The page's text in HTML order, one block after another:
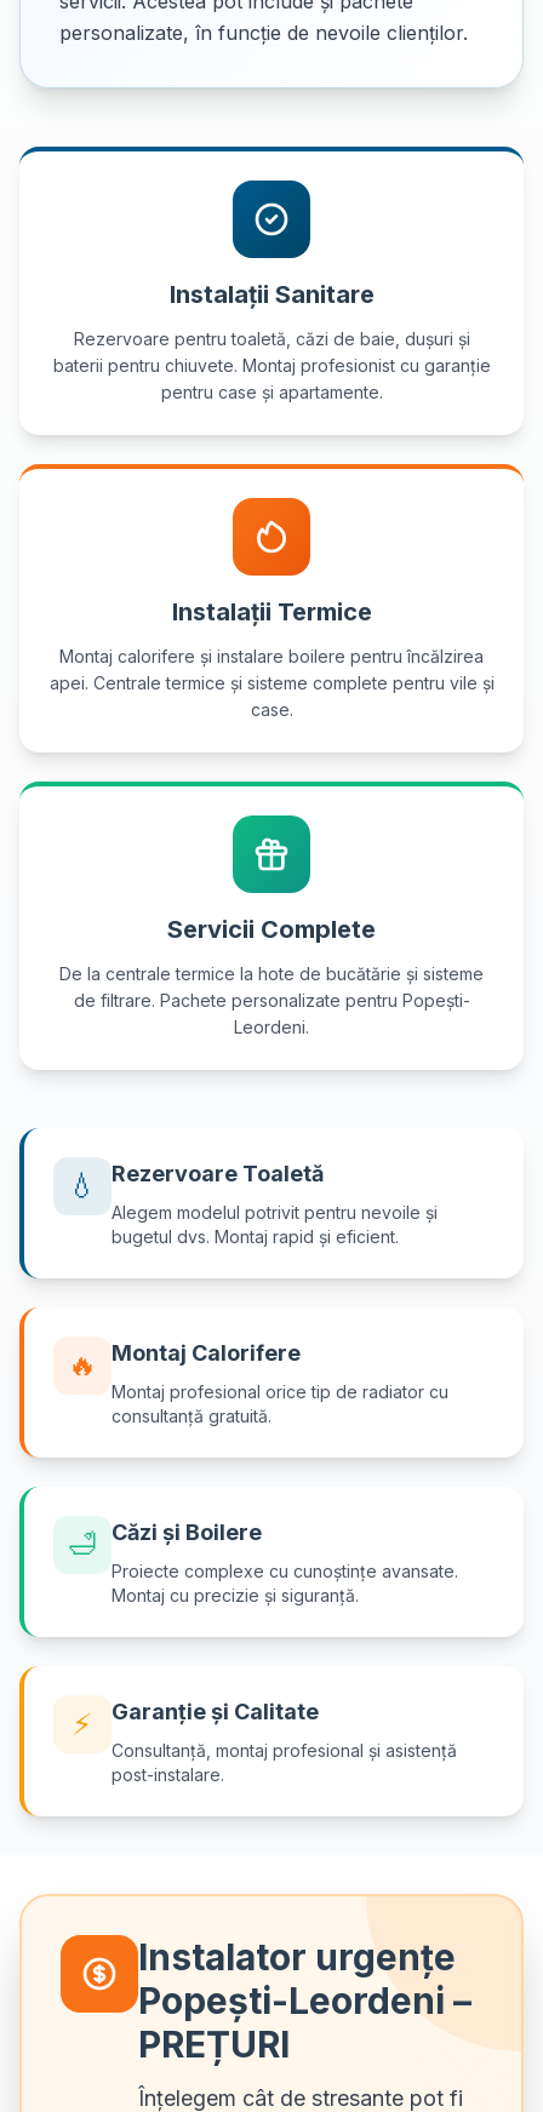
personalizate, în funcție de nevoile clienților.
Instalații Sanitare
Rezervoare pentru toaletă, căzi de baie, dușuri și
baterii pentru chiuvete. Montaj profesionist cu garanție
pentru case și apartamente.
Instalații Termice
Montaj calorifere și instalare boilere pentru încălzirea
apei. Centrale termice și sisteme complete pentru vile și
case.
Servicii Complete
De la centrale termice la hote de bucătărie și sisteme
de filtrare. Pachete personalizate pentru Popești-
Leordeni.
💧 Rezervoare Toaletă
Alegem modelul potrivit pentru nevoile și
bugetul dvs. Montaj rapid și eficient.
🔥 Montaj Calorifere
Montaj profesional orice tip de radiator cu
consultanță gratuită.
🛁 Căzi și Boilere
Proiecte complexe cu cunoștințe avansate.
Montaj cu precizie și siguranță.
⚡ Garanție și Calitate
Consultanță, montaj profesional și asistență
post-instalare.
Instalator urgențe
Popești-Leordeni –
PREȚURI
Înțelegem cât de stresante pot fi